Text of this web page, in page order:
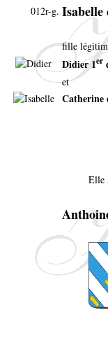
012r-g.
fille
Didier 1er
et
Catherine
Elle